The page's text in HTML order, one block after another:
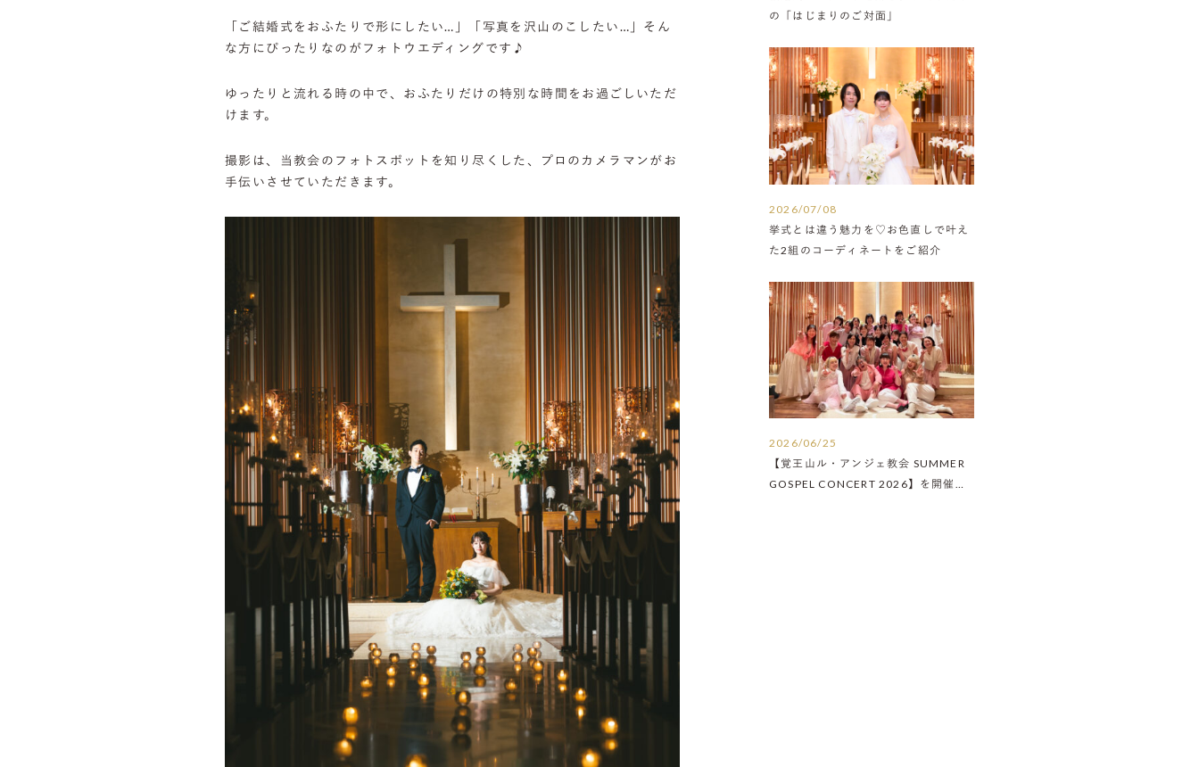
「ご結婚式をおふたりで形にしたい…」「写真を沢山のこしたい…」そん
な方にぴったりなのがフォトウエディングです♪
ゆったりと流れる時の中で、おふたりだけの特別な時間をお過ごしいただ
けます。
撮影は、当教会のフォトスポットを知り尽くした、プロのカメラマンがお
手伝いさせていただきます。
の「はじまりのご対面」
2026/07/08
挙式とは違う魅力を♡お色直しで叶え
た2組のコーディネートをご紹介
2026/06/25
【覚王山ル・アンジェ教会 SUMMER
GOSPEL CONCERT 2026】を開催い